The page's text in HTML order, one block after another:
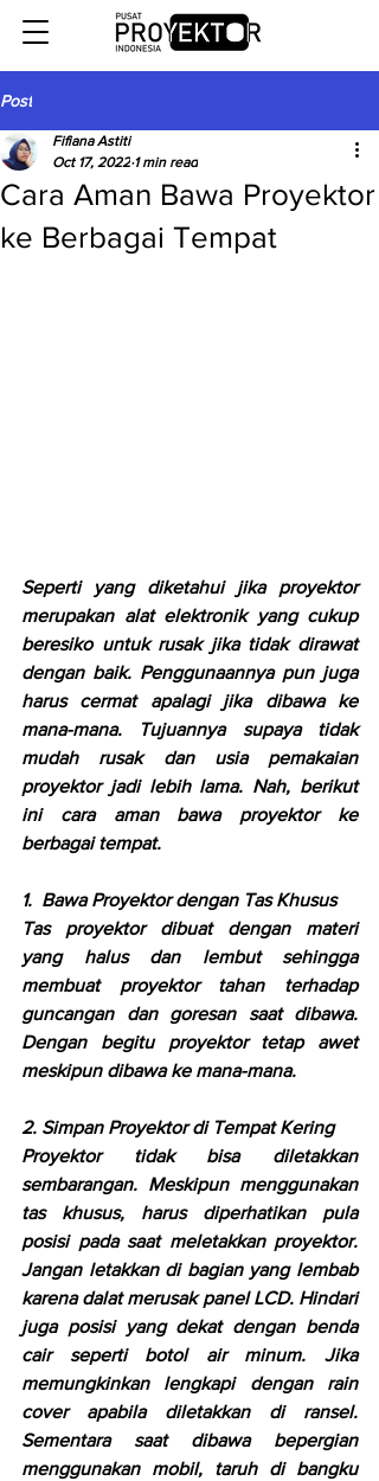
Post
Cara Aman Bawa Proyektor
ke Berbagai Tempat
Fifiana Astiti
Oct 17, 2022 1 min read
Seperti yang diketahui jika proyektor
merupakan alat elektronik yang cukup
beresiko untuk rusak jika tidak dirawat
dengan baik. Penggunaannya pun juga
harus cermat apalagi jika dibawa ke
mana-mana. Tujuannya supaya tidak
mudah rusak dan usia pemakaian
proyektor jadi lebih lama. Nah, berikut
ini cara aman bawa proyektor ke
berbagai tempat.
1.  Bawa Proyektor dengan Tas Khusus
Tas proyektor dibuat dengan materi
yang halus dan lembut sehingga
membuat proyektor tahan terhadap
guncangan dan goresan saat dibawa.
Dengan begitu proyektor tetap awet
meskipun dibawa ke mana-mana.
2. Simpan Proyektor di Tempat Kering
Proyektor tidak bisa diletakkan
sembarangan. Meskipun menggunakan
tas khusus, harus diperhatikan pula
posisi pada saat meletakkan proyektor.
Jangan letakkan di bagian yang lembab
karena dalat merusak panel LCD. Hindari
juga posisi yang dekat dengan benda
cair seperti botol air minum. Jika
memungkinkan lengkapi dengan rain
cover apabila diletakkan di ransel.
Sementara saat dibawa bepergian
menggunakan mobil, taruh di bangku